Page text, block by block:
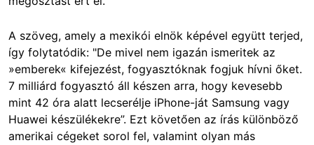
A szöveg, amely a mexikói elnök képével együtt terjed,
így folytatódik: "De mivel nem igazán ismeritek az
»emberek« kifejezést, fogyasztóknak fogjuk hívni őket.
7 milliárd fogyasztó áll készen arra, hogy kevesebb
mint 42 óra alatt lecserélje iPhone-ját Samsung vagy
Huawei készülékekre”. Ezt követően az írás különböző
amerikai cégeket sorol fel, valamint olyan más